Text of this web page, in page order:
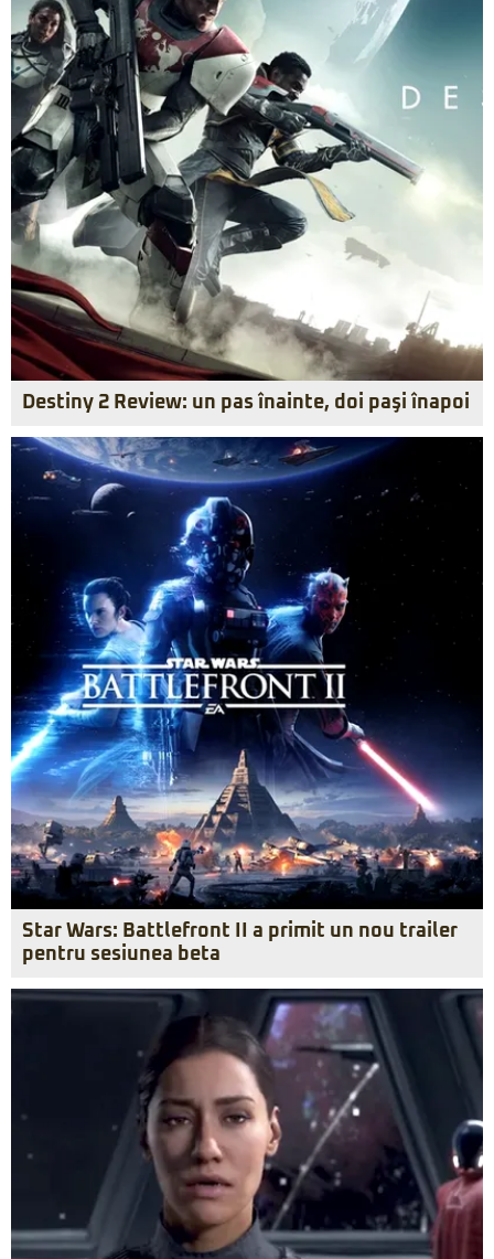
Destiny 2 Review: un pas înainte, doi paşi înapoi
Star Wars: Battlefront II a primit un nou trailer
pentru sesiunea beta